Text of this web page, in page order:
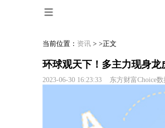
当前位置： 资讯 > >正文
环球观天下！多主力现身龙
2023-06-30 16:23:33 东方财富Choice数